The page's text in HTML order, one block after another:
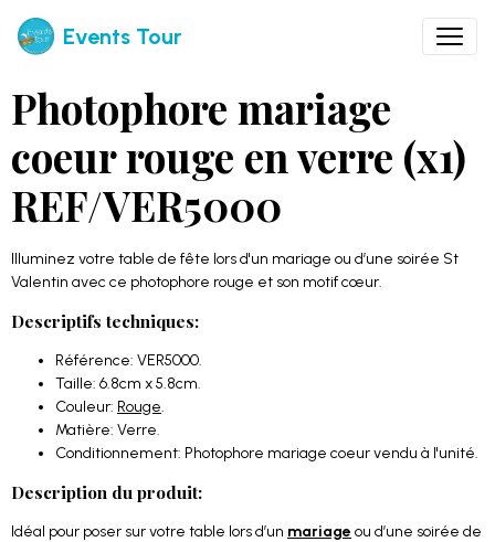
Events Tour
Photophore mariage
coeur rouge en verre (x1)
REF/VER5000
Illuminez votre table de fête lors d'un mariage ou d’une soirée St
Valentin avec ce photophore rouge et son motif cœur.
Descriptifs techniques:
Référence: VER5000.
Taille: 6.8cm x 5.8cm.
Couleur: Rouge.
Matière: Verre.
Conditionnement: Photophore mariage coeur vendu à l'unité.
Description du produit:
Idéal pour poser sur votre table lors d’un mariage ou d’une soirée de